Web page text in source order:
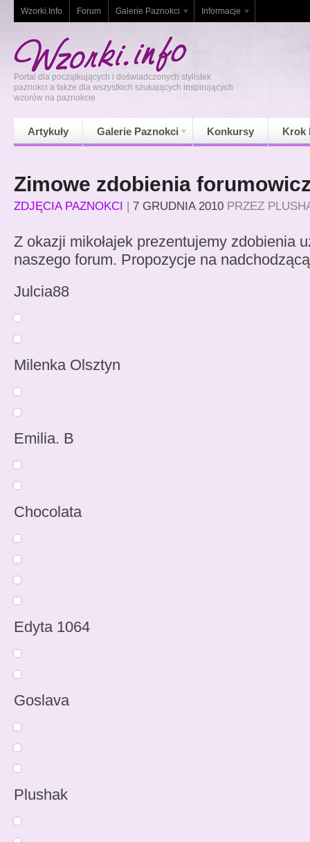
Wzorki.Info Forum Galerie Paznokci Informacje
Portal dla początkujących i doświadczonych stylistek
paznokci a także dla wszystkich szukających inspirujących
wzorów na paznokcie
Artykuły Galerie Paznokci Konkursy Krok
Zimowe zdobienia
ZDJĘCIA PAZNOKCI | 7 GRUDNIA 2010 PRZEZ
Z okazji mikołajek prezentujemy zdobienia
naszego forum. Propozycje na
Julcia88
Milenka Olsztyn
Emilia. B
Chocolata
Edyta 1064
Goslava
Plushak